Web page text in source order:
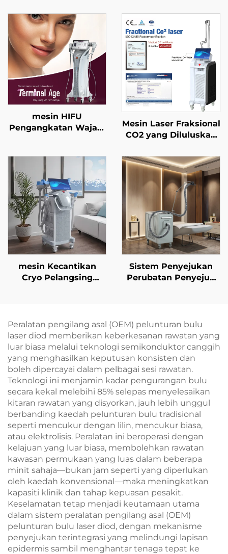
mesin HIFU
Pengangkatan Wajah,
dengan Rawatan
Presisi Empat
Frekuensi serta
Terminal Umur
Mesin Laser Fraksional
CO2 yang Diluluskan
MMDSAP
mesin Kecantikan
Cryo Pelangsing
Pendinginan 360
Darjah, dan Terapi
Krioterapi untuk
Penurunan Berat
Badan
Sistem Penyejukan
Perubatan Penyejuk
Perlindungan
Epidermis, dan
Penggunaan Klinik
Tanpa Sentuhan
Langsung Secara
Berterusan
Peralatan pengilang asal (OEM) pelunturan bulu
laser diod memberikan keberkesanan rawatan yang
luar biasa melalui teknologi semikonduktor canggih
yang menghasilkan keputusan konsisten dan
boleh dipercayai dalam pelbagai sesi rawatan.
Teknologi ini menjamin kadar pengurangan bulu
secara kekal melebihi 85% selepas menyelesaikan
kitaran rawatan yang disyorkan, jauh lebih unggul
berbanding kaedah pelunturan bulu tradisional
seperti mencukur dengan lilin, mencukur biasa,
atau elektrolisis. Peralatan ini beroperasi dengan
kelajuan yang luar biasa, membolehkan rawatan
kawasan permukaan yang luas dalam beberapa
minit sahaja—bukan jam seperti yang diperlukan
oleh kaedah konvensional—maka meningkatkan
kapasiti klinik dan tahap kepuasan pesakit.
Keselamatan tetap menjadi keutamaan utama
dalam sistem peralatan pengilang asal (OEM)
pelunturan bulu laser diod, dengan mekanisme
penyejukan terintegrasi yang melindungi lapisan
epidermis sambil menghantar tenaga tepat ke